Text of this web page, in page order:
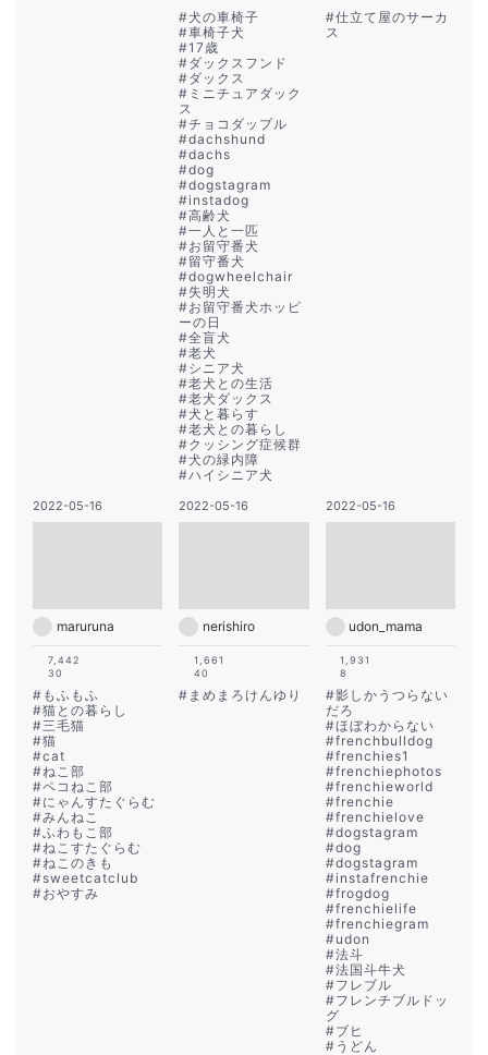
#犬の車椅子
#車椅子犬
#17歳
#ダックスフンド
#ダックス
# ミニチュアダック
ス
#チョコダップル
#dachshund
#dachs
#dog
#dogstagram
#instadog
#高齢犬
#一人と一匹
#お留守番犬
#留守番犬
#dogwheelchair
#失明犬
#お留守番犬ホッピ
ーの日
#全盲犬
#老犬
#シニア犬
#老犬との生活
#老犬ダックス
#犬と暮らす
#老犬との暮らし
#クッシング症候群
#犬の緑内障
#ハイシニア犬
#仕立て屋のサーカ
ス
2022-05-16
maruruna
7,442
30
# もふもふ
#猫との暮らし
#三毛猫
#猫
#cat
#ねこ部
#ペコねこ部
#にゃんすたぐらむ
#みんねこ
#ふわもこ部
#ねこすたぐらむ
#ねこのきも
#sweetcatclub
#おやすみ
2022-05-16
nerishiro
1,661
40
# まめまろけんゆり
2022-05-16
udon_mama
1,931
8
#影しかうつらない
だろ
#ほぼわからない
#frenchbulldog
#frenchies1
#frenchiephotos
#frenchieworld
#frenchie
#frenchielove
#dogstagram
#dog
#dogstagram
#instafrenchie
#frogdog
#frenchielife
#frenchiegram
#udon
#法斗
#法国斗牛犬
#フレブル
#フレンチブルドッ
グ
#ブヒ
# うどん